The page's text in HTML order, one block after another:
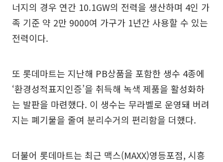
너지의 경우 연간 10.1GW의 전력을 생산하며 4인 가
족 기준 약 2만 9000여 가구가 1년간 사용할 수 있는
전력이다.
또 롯데마트는 지난해 PB상품을 포함한 생수 4종에
‘환경성적표지인증’을 취득해 녹색 제품을 활성화하
는 발판을 마련했다. 이 생수는 무라벨로 운영돼 버려
지는 폐기물을 줄여 분리수거의 편리함을 더했다.
더불어 롯데마트는 최근 맥스(MAXX)영등포점, 시흥